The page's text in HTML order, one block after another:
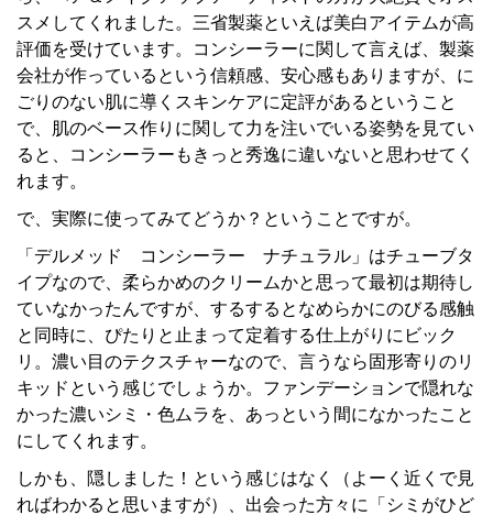
スメしてくれました。三省製薬といえば美白アイテムが高
評価を受けています。コンシーラーに関して言えば、製薬
会社が作っているという信頼感、安心感もありますが、に
ごりのない肌に導くスキンケアに定評があるということ
で、肌のベース作りに関して力を注いでいる姿勢を見てい
ると、コンシーラーもきっと秀逸に違いないと思わせてく
れます。
で、実際に使ってみてどうか？ということですが。
「デルメッド コンシーラー ナチュラル」はチューブタ
イプなので、柔らかめのクリームかと思って最初は期待し
ていなかったんですが、するするとなめらかにのびる感触
と同時に、ぴたりと止まって定着する仕上がりにビック
リ。濃い目のテクスチャーなので、言うなら固形寄りのリ
キッドという感じでしょうか。ファンデーションで隠れな
かった濃いシミ・色ムラを、あっという間になかったこと
にしてくれます。
しかも、隠しました！という感じはなく（よーく近くで見
ればわかると思いますが）、出会った方々に「シミがひど